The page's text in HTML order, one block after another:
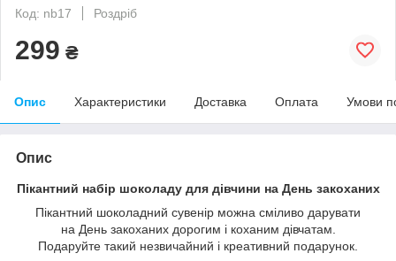
Код: nb17
Роздріб
299 ₴
Опис Характеристики Доставка Оплата Умови
Опис
Пікантний набір шоколаду для дівчини на День закоханих
Пікантний шоколадний сувенір можна сміливо дарувати
на День закоханих дорогим і коханим дівчатам.
Подаруйте такий незвичайний і креативний подарунок.